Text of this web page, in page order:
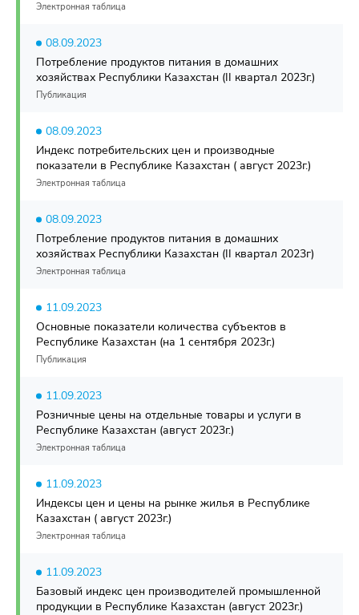
Электронная таблица
08.09.2023
Потребление продуктов питания в домашних
хозяйствах Республики Казахстан (II квартал 2023г.)
Публикация
08.09.2023
Индекс потребительских цен и производные
показатели в Республике Казахстан ( август 2023г.)
Электронная таблица
08.09.2023
Потребление продуктов питания в домашних
хозяйствах Республики Казахстан (II квартал 2023г)
Электронная таблица
11.09.2023
Основные показатели количества субъектов в
Республике Казахстан (на 1 сентября 2023г.)
Публикация
11.09.2023
Розничные цены на отдельные товары и услуги в
Республике Казахстан (август 2023г.)
Электронная таблица
11.09.2023
Индексы цен и цены на рынке жилья в Республике
Казахстан ( август 2023г.)
Электронная таблица
11.09.2023
Базовый индекс цен производителей промышленной
продукции в Республике Казахстан (август 2023г.)